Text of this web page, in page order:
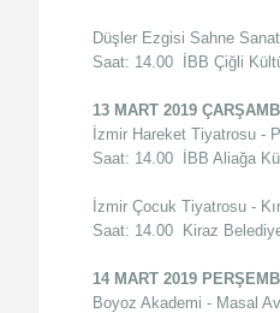
Düşler Ezgisi Sahne
Saat: 14.00 İBB Çiğli
13 MART 2019
İzmir Hareket Tiyatrosu -
Saat: 14.00 İBB Aliağa
İzmir Çocuk Tiyatrosu -
Saat: 14.00 Kiraz
14 MART 2019
Boyoz Akademi - Masal